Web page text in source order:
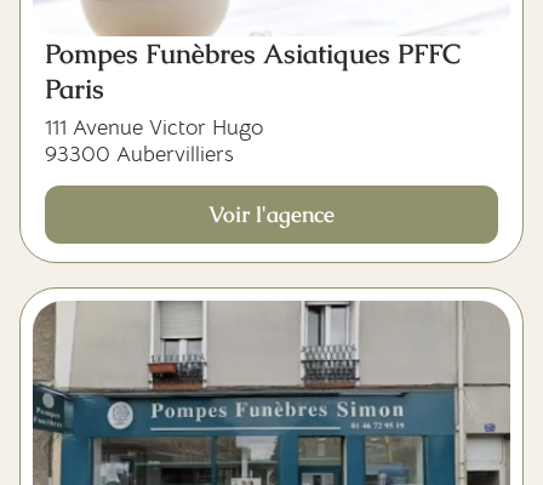
Pompes Funèbres Asiatiques PFFC
Paris
111 Avenue Victor Hugo
93300 Aubervilliers
Voir l'agence